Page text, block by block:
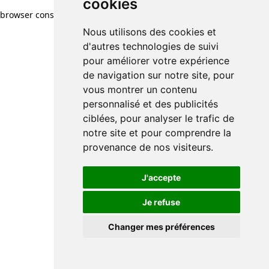
cookies
Nous utilisons des cookies et
d'autres technologies de suivi
pour améliorer votre expérience
de navigation sur notre site, pour
vous montrer un contenu
personnalisé et des publicités
ciblées, pour analyser le trafic de
notre site et pour comprendre la
provenance de nos visiteurs.
J'accepte
Je refuse
Changer mes préférences
browser console for more information)